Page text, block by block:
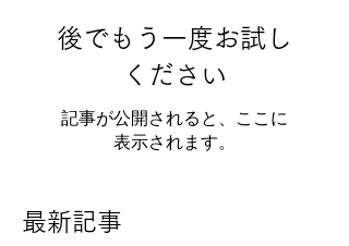
後でもう一度お試し
ください
記事が公開されると、ここに
表示されます。
最新記事